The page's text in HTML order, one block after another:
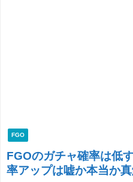
FGO
FGOのガチャ確率は低
率アップは嘘か本当か